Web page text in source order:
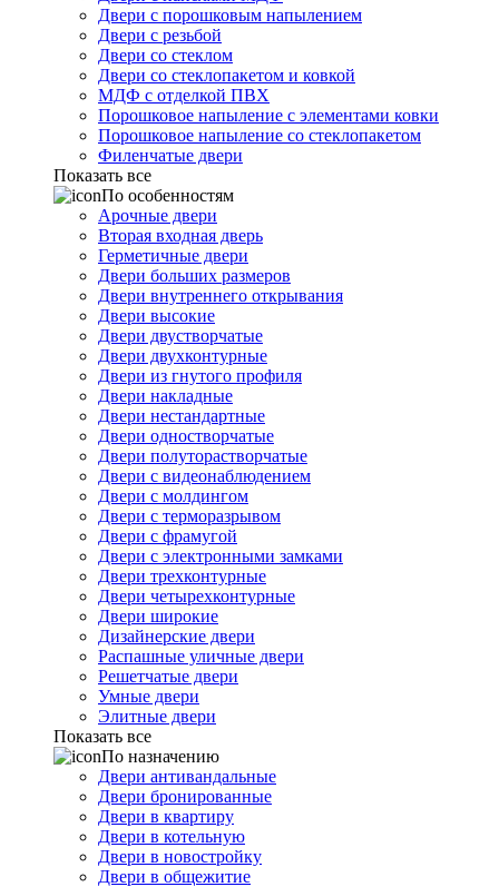
Двери с порошковым напылением
Двери с резьбой
Двери со стеклом
Двери со стеклопакетом и ковкой
МДФ с отделкой ПВХ
Порошковое напыление с элементами ковки
Порошковое напыление со стеклопакетом
Филенчатые двери
Показать все
По особенностям
Арочные двери
Вторая входная дверь
Герметичные двери
Двери больших размеров
Двери внутреннего открывания
Двери высокие
Двери двустворчатые
Двери двухконтурные
Двери из гнутого профиля
Двери накладные
Двери нестандартные
Двери одностворчатые
Двери полуторастворчатые
Двери с видеонаблюдением
Двери с молдингом
Двери с терморазрывом
Двери с фрамугой
Двери с электронными замками
Двери трехконтурные
Двери четырехконтурные
Двери широкие
Дизайнерские двери
Распашные уличные двери
Решетчатые двери
Умные двери
Элитные двери
Показать все
По назначению
Двери антивандальные
Двери бронированные
Двери в квартиру
Двери в котельную
Двери в новостройку
Двери в общежитие